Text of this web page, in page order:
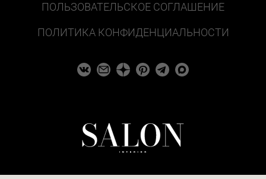
ПОЛЬЗОВАТЕЛЬСКОЕ СОГЛАШЕНИЕ
ПОЛИТИКА КОНФИДЕНЦИАЛЬНОСТИ